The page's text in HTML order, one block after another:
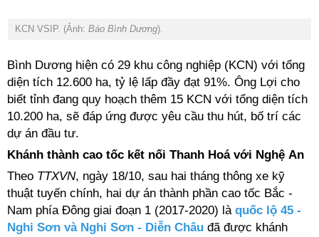
KCN VSIP. (Ảnh: Báo Bình Dương).
Bình Dương hiện có 29 khu công nghiệp (KCN) với tổng
diện tích 12.600 ha, tỷ lệ lấp đầy đạt 91%. Ông Lợi cho
biết tỉnh đang quy hoạch thêm 15 KCN với tổng diện tích
10.200 ha, sẽ đáp ứng được yêu cầu thu hút, bố trí các
dự án đầu tư.
Khánh thành cao tốc kết nối Thanh Hoá với Nghệ An
Theo TTXVN, ngày 18/10, sau hai tháng thông xe kỹ
thuật tuyến chính, hai dự án thành phần cao tốc Bắc -
Nam phía Đông giai đoạn 1 (2017-2020) là quốc lộ 45 -
Nghi Sơn và Nghi Sơn - Diễn Châu đã được khánh